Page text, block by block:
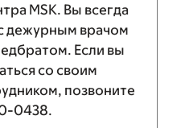
MSK. Вы всегда
дежурным врачом
Если вы
со своим
позвоните
0438.